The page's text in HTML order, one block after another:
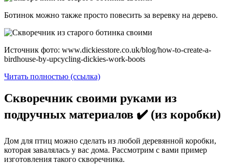
Ботинок можно также просто повесить за веревку на дерево.
Источник фото: www.dickiesstore.co.uk/blog/how-to-create-a-
birdhouse-by-upcycling-dickies-work-boots
Читать полностью (ссылка)
Скворечник своими руками из
подручных материалов ✔️ (из коробки)
Дом для птиц можно сделать из любой деревянной коробки,
которая завалялась у вас дома. Рассмотрим с вами пример
изготовления такого скворечника.